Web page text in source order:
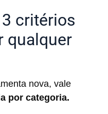
critérios
qualquer
nova, vale
por categoria.